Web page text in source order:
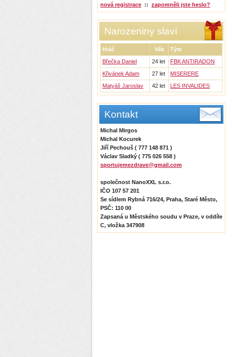
nová registrace :: zapomněli jste heslo?
Narozeniny slaví
Hráč Věk
Tým
Břečka Daniel
24 let
FBK ANTIRADON
Křivánek Adam
27 let
MISERERE
Matyáš Jaroslav
42 let LES INVALIDES
Kontakt
Michal Mirgos
Michal Kocurek
Jiří Pechouš ( 777 148 871 )
Václav Sladký ( 775 026 558 )
sportujemezdrave@gmail.com
společnost NanoXXL s.r.o.
IČO 107 57 201
Se sídlem Rybná 716/24, Praha, Staré Město,
PSČ: 110 00
Zapsaná u Městského soudu v Praze, v oddíle
C, vložka 347908